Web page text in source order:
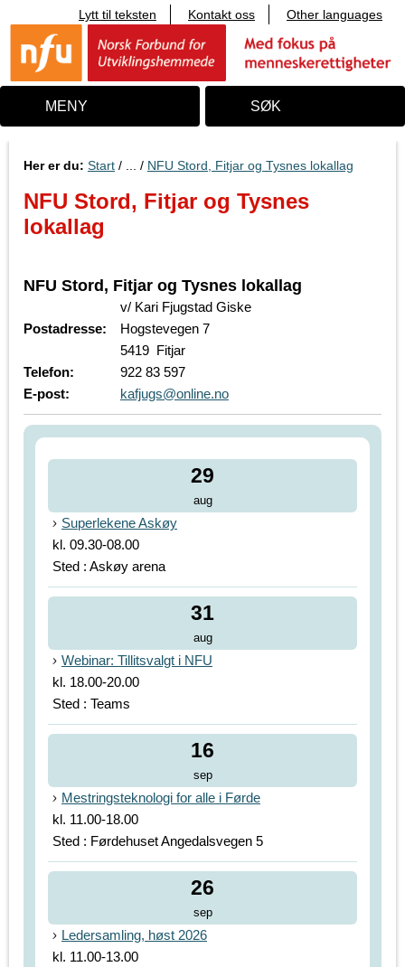
i
n
o
Lytt til teksten Kontakt oss Other languages
MENY SØK
Her er du: Start / ... / NFU Stord, Fitjar og Tysnes lokallag
NFU Stord, Fitjar og Tysnes
lokallag
NFU Stord, Fitjar og Tysnes lokallag
v/ Kari Fjugstad Giske
Postadresse:
Hogstevegen 7
5419 Fitjar
Telefon:
922 83 597
E-post:
kafjugs@online.no
29
aug
Superlekene Askøy
kl. 09.30-08.00
Sted : Askøy arena
31
aug
Webinar: Tillitsvalgt i NFU
kl. 18.00-20.00
Sted : Teams
16
sep
Mestringsteknologi for alle i Førde
kl. 11.00-18.00
Sted : Førdehuset Angedalsvegen 5
26
sep
Ledersamling, høst 2026
kl. 11.00-13.00